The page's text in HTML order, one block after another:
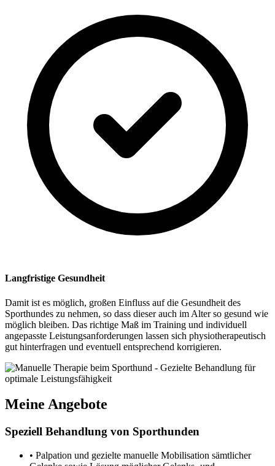
Langfristige Gesundheit
Damit ist es möglich, großen Einfluss auf die Gesundheit des
Sporthundes zu nehmen, so dass dieser auch im Alter so gesund wie
möglich bleiben. Das richtige Maß im Training und individuell
angepasste Leistungsanforderungen lassen sich physiotherapeutisch
gut hinterfragen und eventuell entsprechend korrigieren.
Meine Angebote
Speziell Behandlung von Sporthunden
• Palpation und gezielte manuelle Mobilisation sämtlicher